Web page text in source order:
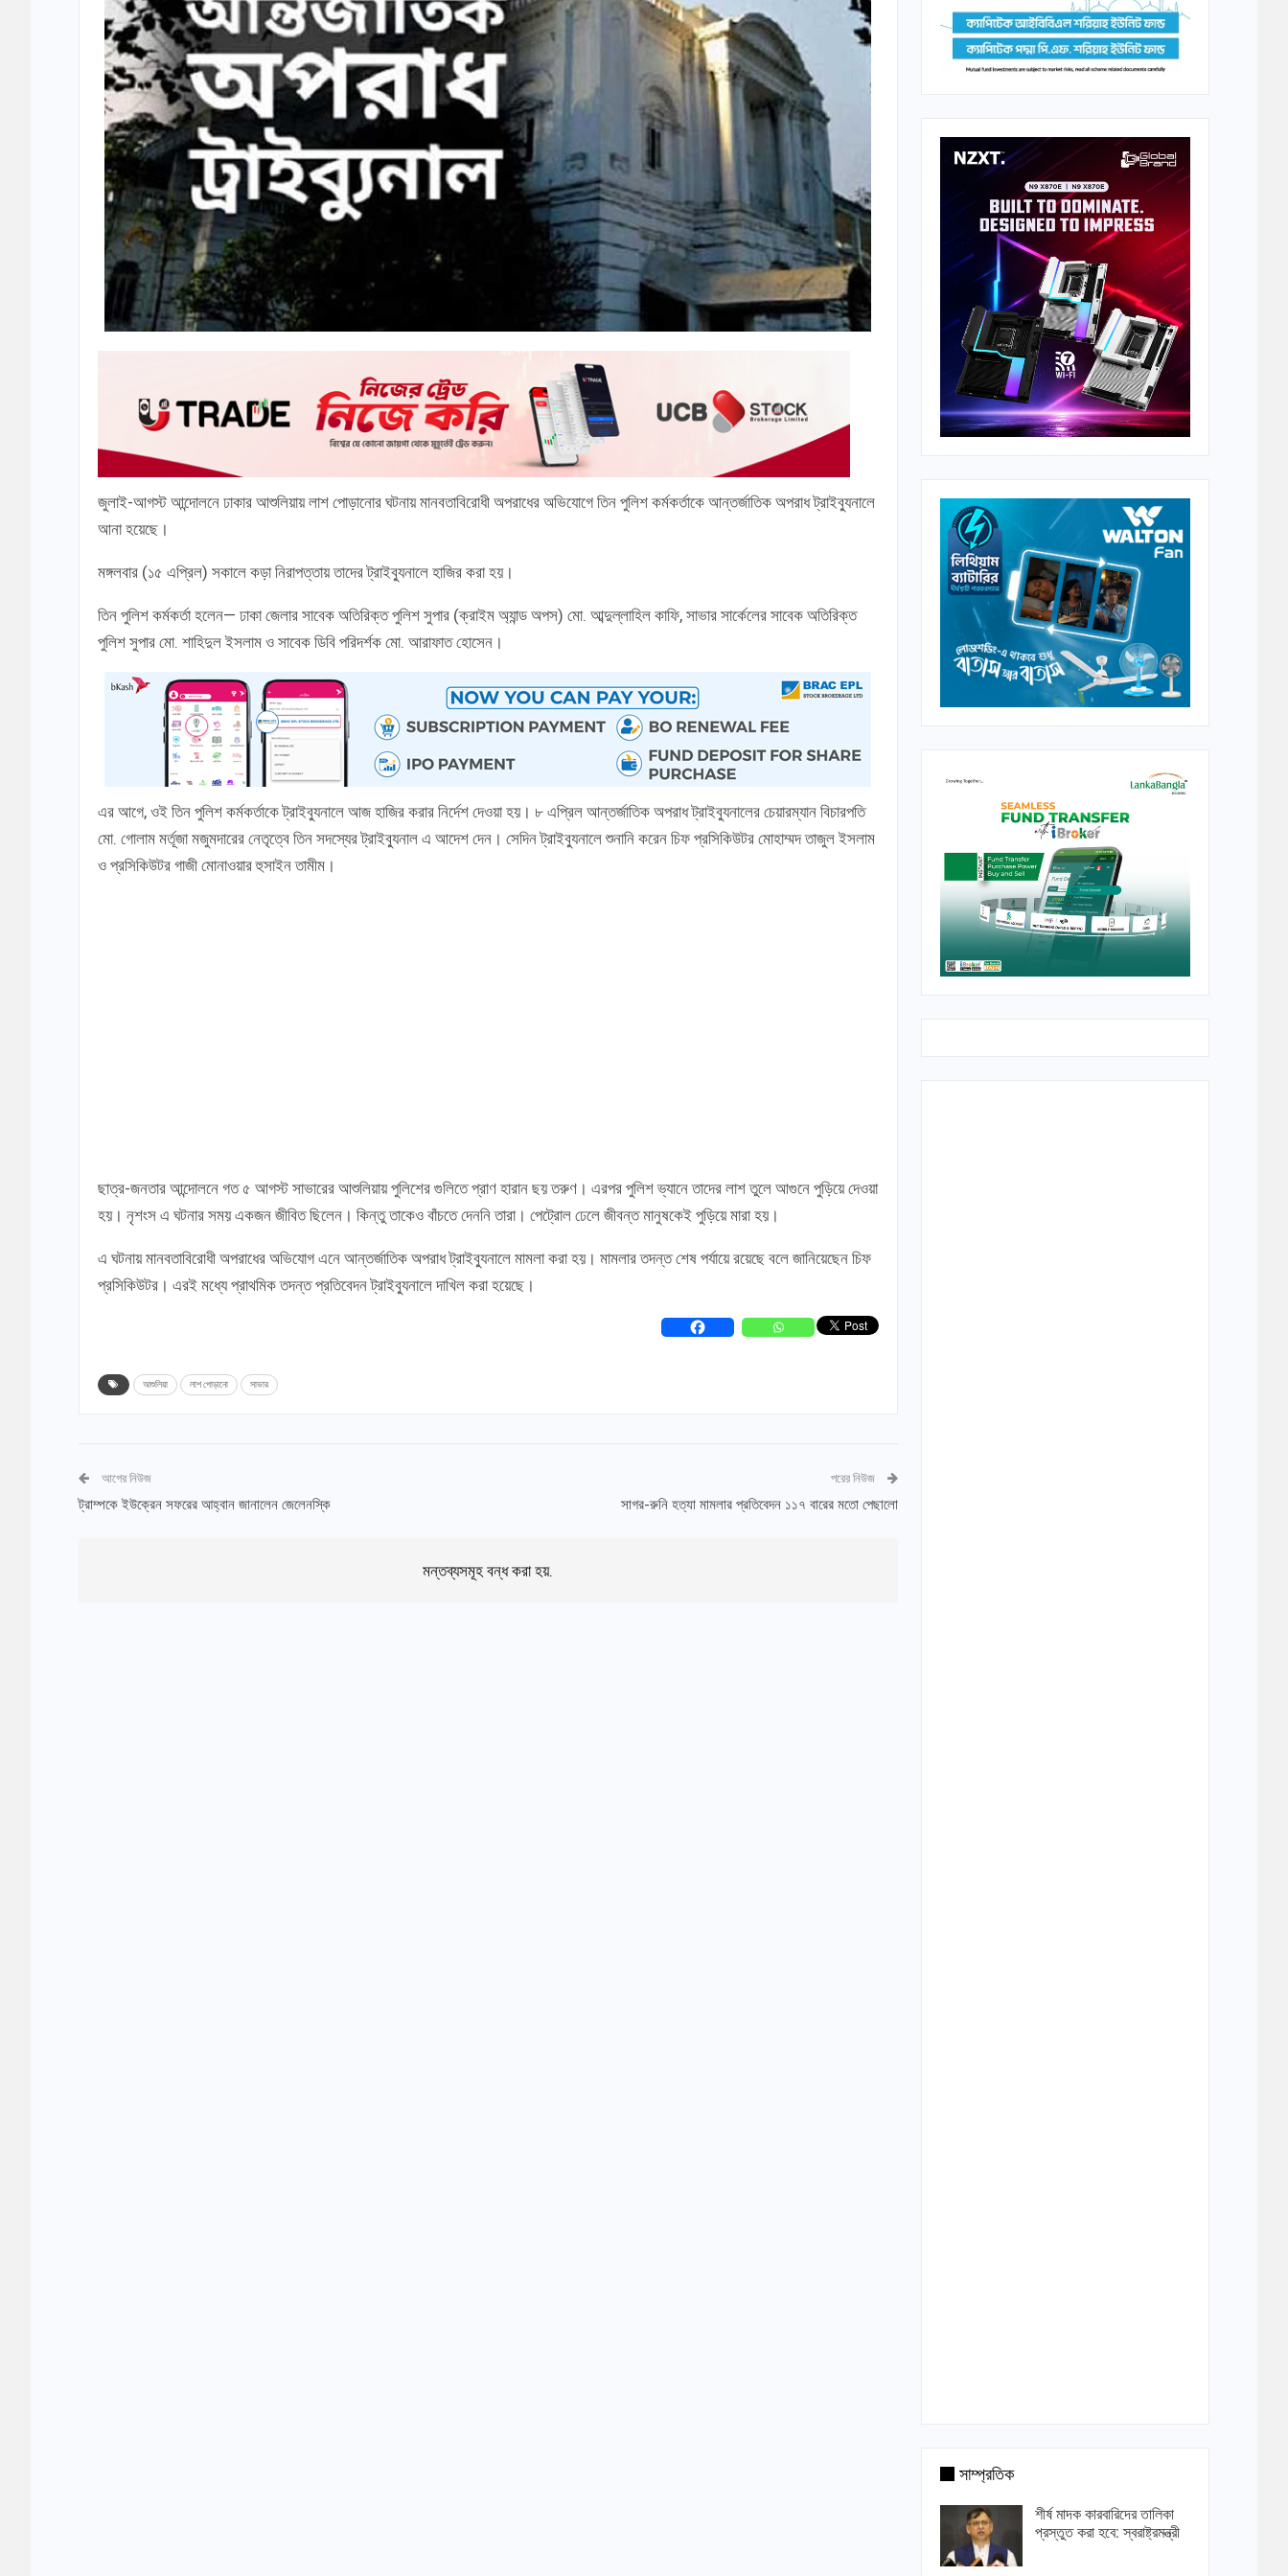
জুলাই-আগস্ট আন্দোলনে ঢাকার আশুলিয়ায় লাশ পোড়ানোর ঘটনায় মানবতাবিরোধী অপরাধের অভিযোগে তিন পুলিশ কর্মকর্তাকে আন্তর্জাতিক অপরাধ ট্রাইব্যুনালে
আনা হয়েছে।
মঙ্গলবার (১৫ এপ্রিল) সকালে কড়া নিরাপত্তায় তাদের ট্রাইব্যুনালে হাজির করা হয়।
তিন পুলিশ কর্মকর্তা হলেন— ঢাকা জেলার সাবেক অতিরিক্ত পুলিশ সুপার (ক্রাইম অ্যান্ড অপস) মো. আব্দুল্লাহিল কাফি, সাভার সার্কেলের সাবেক অতিরিক্ত
পুলিশ সুপার মো. শাহিদুল ইসলাম ও সাবেক ডিবি পরিদর্শক মো. আরাফাত হোসেন।
এর আগে, ওই তিন পুলিশ কর্মকর্তাকে ট্রাইব্যুনালে আজ হাজির করার নির্দেশ দেওয়া হয়। ৮ এপ্রিল আন্তর্জাতিক অপরাধ ট্রাইব্যুনালের চেয়ারম্যান বিচারপতি
মো. গোলাম মর্তূজা মজুমদারের নেতৃত্বে তিন সদস্যের ট্রাইব্যুনাল এ আদেশ দেন। সেদিন ট্রাইব্যুনালে শুনানি করেন চিফ প্রসিকিউটর মোহাম্মদ তাজুল ইসলাম
ও প্রসিকিউটর গাজী মোনাওয়ার হুসাইন তামীম।
ছাত্র-জনতার আন্দোলনে গত ৫ আগস্ট সাভারের আশুলিয়ায় পুলিশের গুলিতে প্রাণ হারান ছয় তরুণ। এরপর পুলিশ ভ্যানে তাদের লাশ তুলে আগুনে পুড়িয়ে দেওয়া
হয়। নৃশংস এ ঘটনার সময় একজন জীবিত ছিলেন। কিন্তু তাকেও বাঁচতে দেননি তারা। পেট্রোল ঢেলে জীবন্ত মানুষকেই পুড়িয়ে মারা হয়।
এ ঘটনায় মানবতাবিরোধী অপরাধের অভিযোগ এনে আন্তর্জাতিক অপরাধ ট্রাইব্যুনালে মামলা করা হয়। মামলার তদন্ত শেষ পর্যায়ে রয়েছে বলে জানিয়েছেন চিফ
প্রসিকিউটর। এরই মধ্যে প্রাথমিক তদন্ত প্রতিবেদন ট্রাইব্যুনালে দাখিল করা হয়েছে।
আশুলিয়া লাশ পোড়ানো সাভার
আগের নিউজ
ট্রাম্পকে ইউক্রেন সফরের আহ্বান জানালেন জেলেনস্কি
পরের নিউজ
সাগর-রুনি হত্যা মামলার প্রতিবেদন ১১৭ বারের মতো পেছালো
মন্তব্যসমূহ বন্ধ করা হয়.
সাম্প্রতিক
শীর্ষ মাদক কারবারিদের তালিকা
প্রস্তুত করা হবে: স্বরাষ্ট্রমন্ত্রী